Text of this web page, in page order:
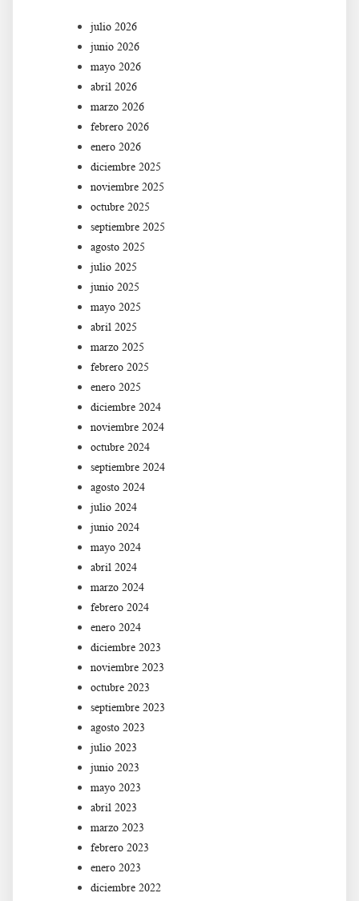
julio 2026
junio 2026
mayo 2026
abril 2026
marzo 2026
febrero 2026
enero 2026
diciembre 2025
noviembre 2025
octubre 2025
septiembre 2025
agosto 2025
julio 2025
junio 2025
mayo 2025
abril 2025
marzo 2025
febrero 2025
enero 2025
diciembre 2024
noviembre 2024
octubre 2024
septiembre 2024
agosto 2024
julio 2024
junio 2024
mayo 2024
abril 2024
marzo 2024
febrero 2024
enero 2024
diciembre 2023
noviembre 2023
octubre 2023
septiembre 2023
agosto 2023
julio 2023
junio 2023
mayo 2023
abril 2023
marzo 2023
febrero 2023
enero 2023
diciembre 2022